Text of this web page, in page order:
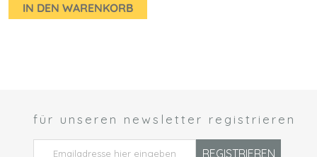
IN DEN WARENKORB
für unseren newsletter registrieren
REGISTRIEREN